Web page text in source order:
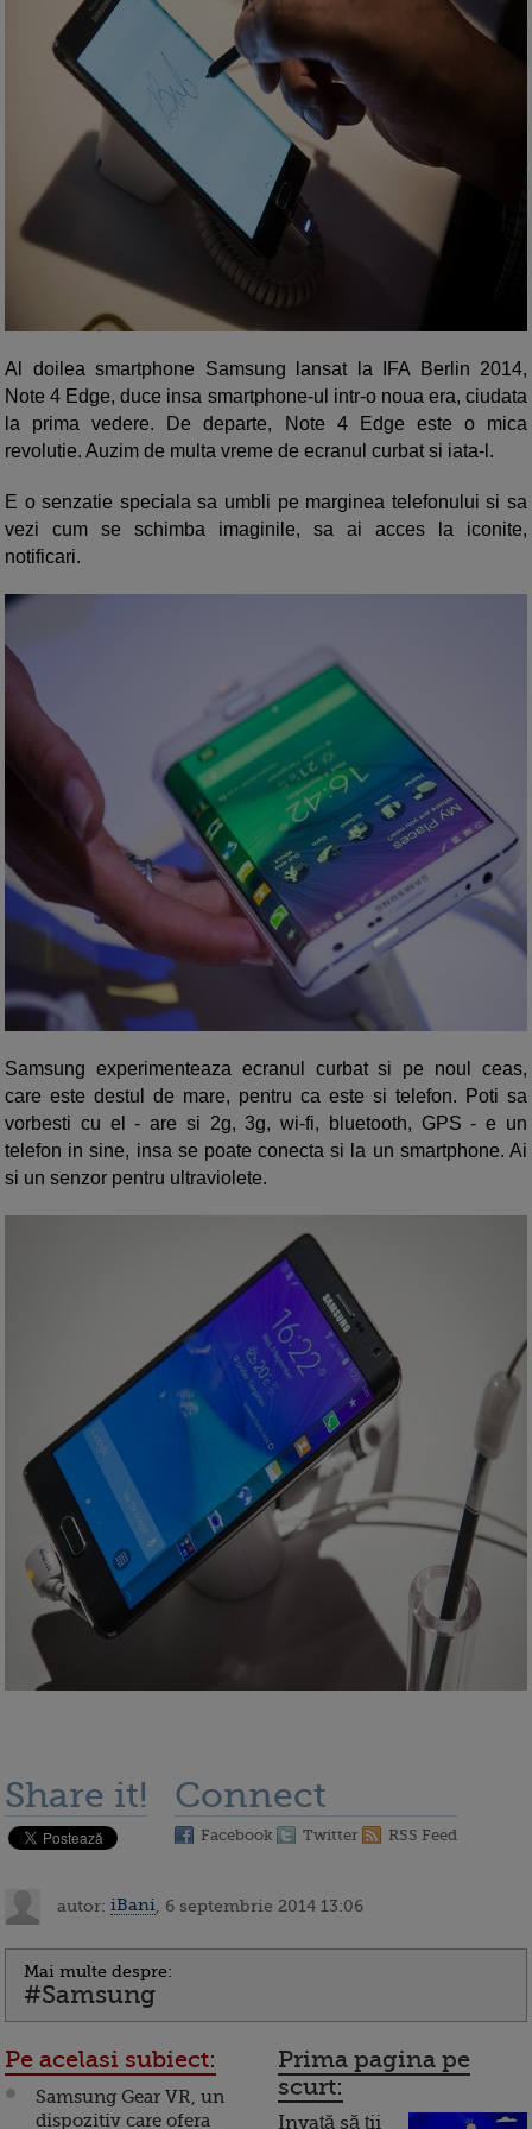
Al doilea smartphone Samsung lansat la IFA Berlin 2014,
Note 4 Edge, duce insa smartphone-ul intr-o noua era, ciudata
la prima vedere. De departe, Note 4 Edge este o mica
revolutie. Auzim de multa vreme de ecranul curbat si iata-l.
E o senzatie speciala sa umbli pe marginea telefonului si sa
vezi cum se schimba imaginile, sa ai acces la iconite,
notificari.
Samsung experimenteaza ecranul curbat si pe noul ceas,
care este destul de mare, pentru ca este si telefon. Poti sa
vorbesti cu el - are si 2g, 3g, wi-fi, bluetooth, GPS - e un
telefon in sine, insa se poate conecta si la un smartphone. Ai
si un senzor pentru ultraviolete.
Share it! Connect
Facebook Twitter RSS Feed
autor: iBani , 6 septembrie 2014 13:06
Mai multe despre:
#Samsung
Pe acelasi subiect:
Samsung Gear VR, un
dispozitiv care ofera
Prima pagina pe
scurt:
Invață să ții